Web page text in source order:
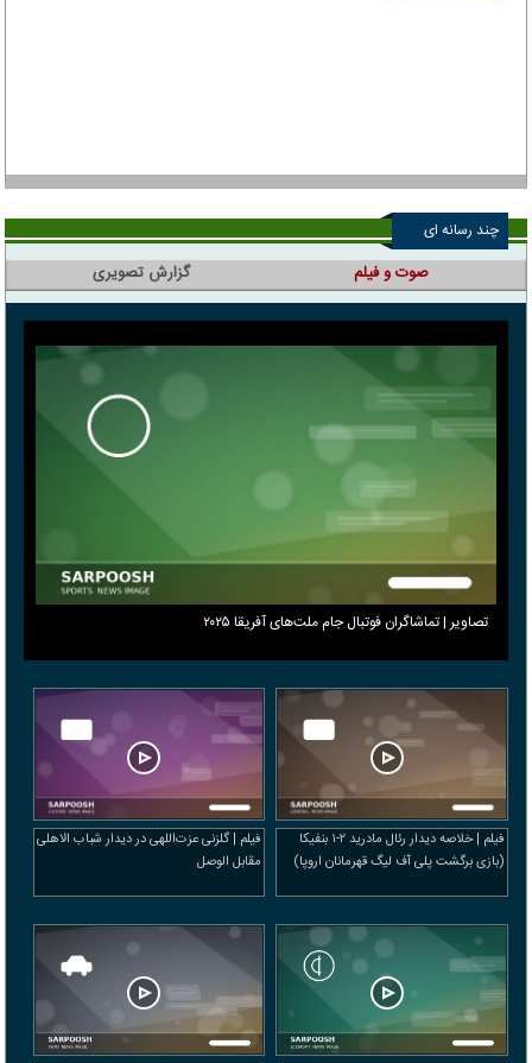
چند رسانه ای
صوت و فیلم
تصاویر | تماشاگران فوتبال جام ملت‌های آفریقا ۲۰۲۵
فیلم | خلاصه دیدار رئال مادرید ۲-۱ بنفیکا
(بازی برگشت پلی آف لیگ قهرمانان اروپا)
فیلم | گلزنی عزت‌اللهی در دیدار شباب الاهلی
مقابل الوصل
گزارش تصویری